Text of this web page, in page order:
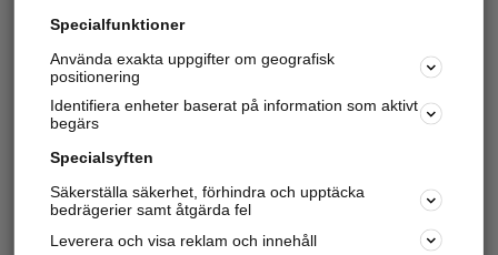
Specialfunktioner
Använda exakta uppgifter om geografisk
positionering
Identifiera enheter baserat på information som aktivt
begärs
Specialsyften
Säkerställa säkerhet, förhindra och upptäcka
bedrägerier samt åtgärda fel
Leverera och visa reklam och innehåll